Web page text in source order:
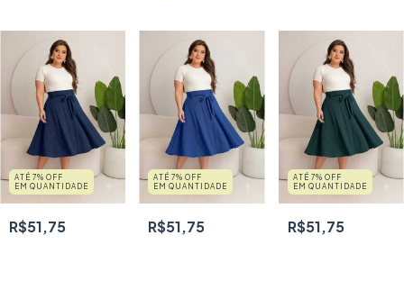
ATÉ 7% OFF
EM QUANTIDADE
R$51,75
ATÉ 7% OFF
EM QUANTIDADE
R$51,75
ATÉ 7% OFF
EM QUANTIDADE
R$51,75